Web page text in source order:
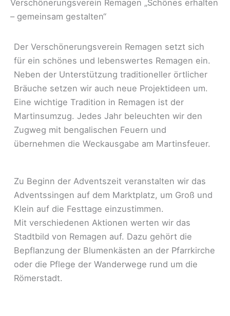
Verschönerungsverein Remagen „Schönes erhalten
– gemeinsam gestalten“
Der Verschönerungsverein Remagen setzt sich
für ein schönes und lebenswertes Remagen ein.
Neben der Unterstützung traditioneller örtlicher
Bräuche setzen wir auch neue Projektideen um.
Eine wichtige Tradition in Remagen ist der
Martinsumzug. Jedes Jahr beleuchten wir den
Zugweg mit bengalischen Feuern und
übernehmen die Weckausgabe am Martinsfeuer.
Zu Beginn der Adventszeit veranstalten wir das
Adventssingen auf dem Marktplatz, um Groß und
Klein auf die Festtage einzustimmen.
Mit verschiedenen Aktionen werten wir das
Stadtbild von Remagen auf. Dazu gehört die
Bepflanzung der Blumenkästen an der Pfarrkirche
oder die Pflege der Wanderwege rund um die
Römerstadt.